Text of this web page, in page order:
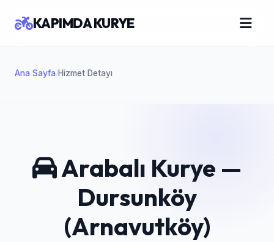
Ana Sayfa/Hizmet Detayı
KAPIMDA KURYE
Arabalı Kurye —
Dursunköy
(Arnavutköy)